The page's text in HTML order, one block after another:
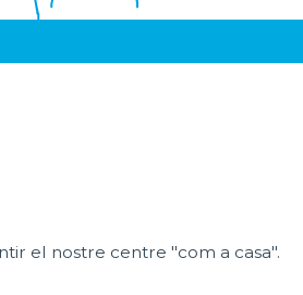
el nostre centre "com a casa".